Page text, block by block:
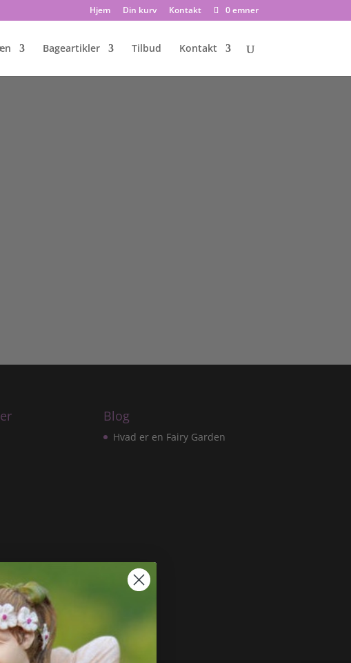
Hjem Din kurv Kontakt 0 emner
Bageartikler Tilbud Kontakt
Blog
Hvad er en Fairy Garden